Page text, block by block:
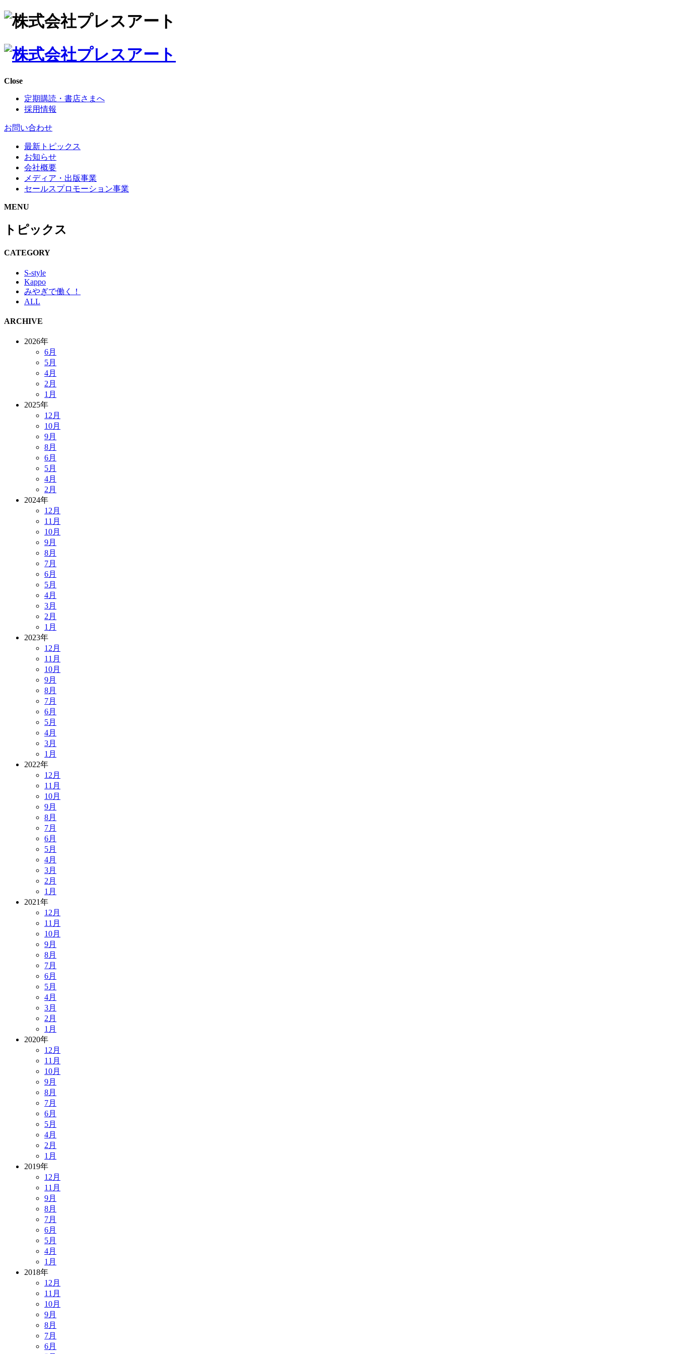
Close
定期購読・書店さまへ
採用情報
お問い合わせ
最新トピックス
お知らせ
会社概要
メディア・出版事業
セールスプロモーション事業
MENU
トピックス
CATEGORY
S-style
Kappo
みやぎで働く！
ALL
ARCHIVE
2026年
6月
5月
4月
2月
1月
2025年
12月
10月
9月
8月
6月
5月
4月
2月
2024年
12月
11月
10月
9月
8月
7月
6月
5月
4月
3月
2月
1月
2023年
12月
11月
10月
9月
8月
7月
6月
5月
4月
3月
1月
2022年
12月
11月
10月
9月
8月
7月
6月
5月
4月
3月
2月
1月
2021年
12月
11月
10月
9月
8月
7月
6月
5月
4月
3月
2月
1月
2020年
12月
11月
10月
9月
8月
7月
6月
5月
4月
2月
1月
2019年
12月
11月
9月
8月
7月
6月
5月
4月
1月
2018年
12月
11月
10月
9月
8月
7月
6月